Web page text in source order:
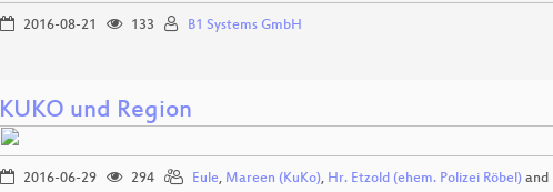
2016-08-21 133 B1 Systems GmbH
KUKO und Region
2016-06-29 294 Eule, Mareen (KuKo), Hr. Etzold (ehem. Polizei Röbel) and